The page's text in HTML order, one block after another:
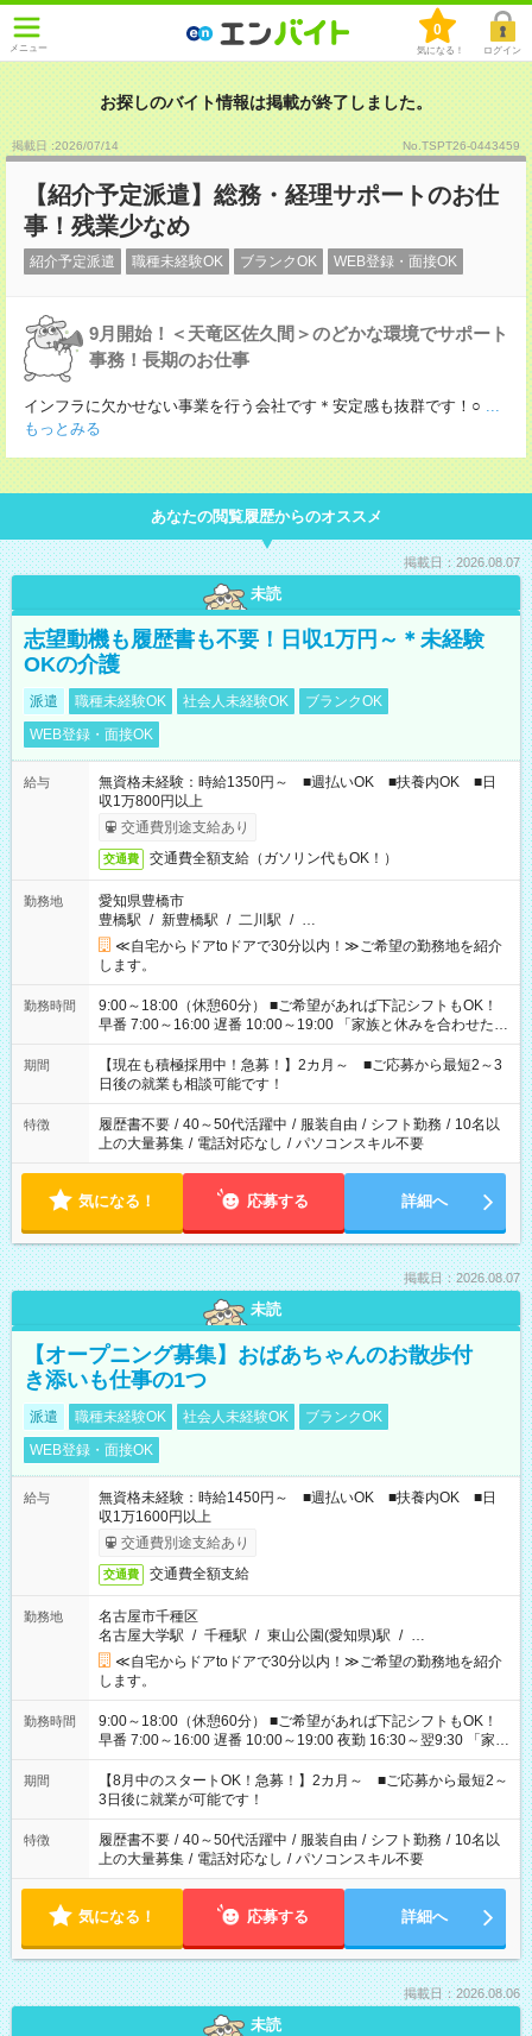
メニュー
0
気になる！ ログイン
お探しのバイト情報は掲載が終了しました。
掲載日 :2026/07/14 No.TSPT26-0443459
【紹介予定派遣】総務・経理サポートのお仕
事！残業少なめ
紹介予定派遣 職種未経験OK ブランクOK WEB登録・面接OK
9月開始！＜天竜区佐久間＞のどかな環境でサポート
事務！長期のお仕事
インフラに欠かせない事業を行う会社です＊安定感も抜群です！○ ...
もっとみる
あなたの閲覧履歴からのオススメ
掲載日：2026.08.07
未読
志望動機も履歴書も不要！日収1万円～＊未経験
OKの介護
派遣 職種未経験OK 社会人未経験OK
ブランクOK
WEB登録・面接OK
給与
無資格未経験：時給1350円～ ■週払いOK ■扶養内OK ■日
収1万800円以上
交通費別途支給あり
交通費 交通費全額支給（ガソリン代もOK！）
勤務地
愛知県豊橋市
豊橋駅 / 新豊橋駅 / 二川駅 / …
≪自宅からドアtoドアで30分以内！≫ご希望の勤務地を紹介
します。
勤務時間
9:00～18:00（休憩60分） ■ご希望があれば下記シフトもOK！
早番 7:00～16:00 遅番 10:00～19:00 「家族と休みを合わせた
い」 「余裕を持って夕飯の準備がしたい」 「できれば残業はし
たくない」 など、ご希望を教えてくださいね。 ※Wワーク希望
の方へ 今ご覧のお仕事で希望する勤務時間と、もう1つのお仕事
の勤務時間。 合計で週40時間を超える場合は応募できません。
期間
【現在も積極採用中！急募！】2カ月～ ■ご応募から最短2～3
日後の就業も相談可能です！
特徴 履歴書不要 / 40～50代活躍中 / 服装自由 / シフト勤務 / 10名以
上の大量募集 / 電話対応なし / パソコンスキル不要
気になる！ 応募する 詳細へ
掲載日：2026.08.07
未読
【オープニング募集】おばあちゃんのお散歩付
き添いも仕事の1つ
派遣 職種未経験OK 社会人未経験OK
ブランクOK
WEB登録・面接OK
給与
無資格未経験：時給1450円～ ■週払いOK ■扶養内OK ■日
収1万1600円以上
交通費別途支給あり
交通費 交通費全額支給
勤務地
名古屋市千種区
名古屋大学駅 / 千種駅 / 東山公園(愛知県)駅 / …
≪自宅からドアtoドアで30分以内！≫ご希望の勤務地を紹介
します。
勤務時間
9:00～18:00（休憩60分） ■ご希望があれば下記シフトもOK！
早番 7:00～16:00 遅番 10:00～19:00 夜勤 16:30～翌9:30 「家族
と休みを合わせたい」 「余裕を持って夕飯の準備がしたい」
「できれば残業はしたくない」 など、ご希望を教えてください
ね。 ※Wワーク希望の方へ 今ご覧のお仕事で希望する勤務時間
と、もう1つのお仕事の勤務時間。 合計で週40時間を超える場
合は応募できません。
期間
【8月中のスタートOK！急募！】2カ月～ ■ご応募から最短2～
3日後に就業が可能です！
特徴 履歴書不要 / 40～50代活躍中 / 服装自由 / シフト勤務 / 10名以
上の大量募集 / 電話対応なし / パソコンスキル不要
気になる！ 応募する 詳細へ
掲載日：2026.08.06
未読